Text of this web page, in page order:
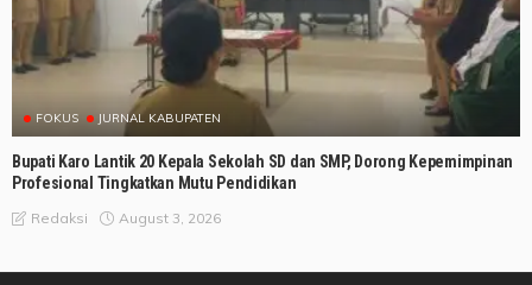
FOKUS JURNAL KABUPATEN
Bupati Karo Lantik 20 Kepala Sekolah SD dan SMP, Dorong Kepemimpinan
Profesional Tingkatkan Mutu Pendidikan
Redaksi August 3, 2026